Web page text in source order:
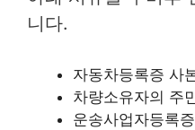
니다.
자동차등록증 사
차량소유자의 주
운송사업자등록